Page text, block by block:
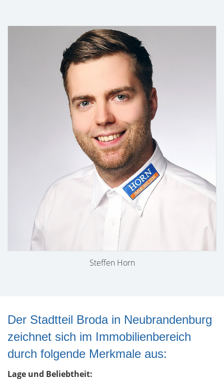
Steffen Horn
Der Stadtteil Broda in Neubrandenburg
zeichnet sich im Immobilienbereich
durch folgende Merkmale aus:
Lage und Beliebtheit: